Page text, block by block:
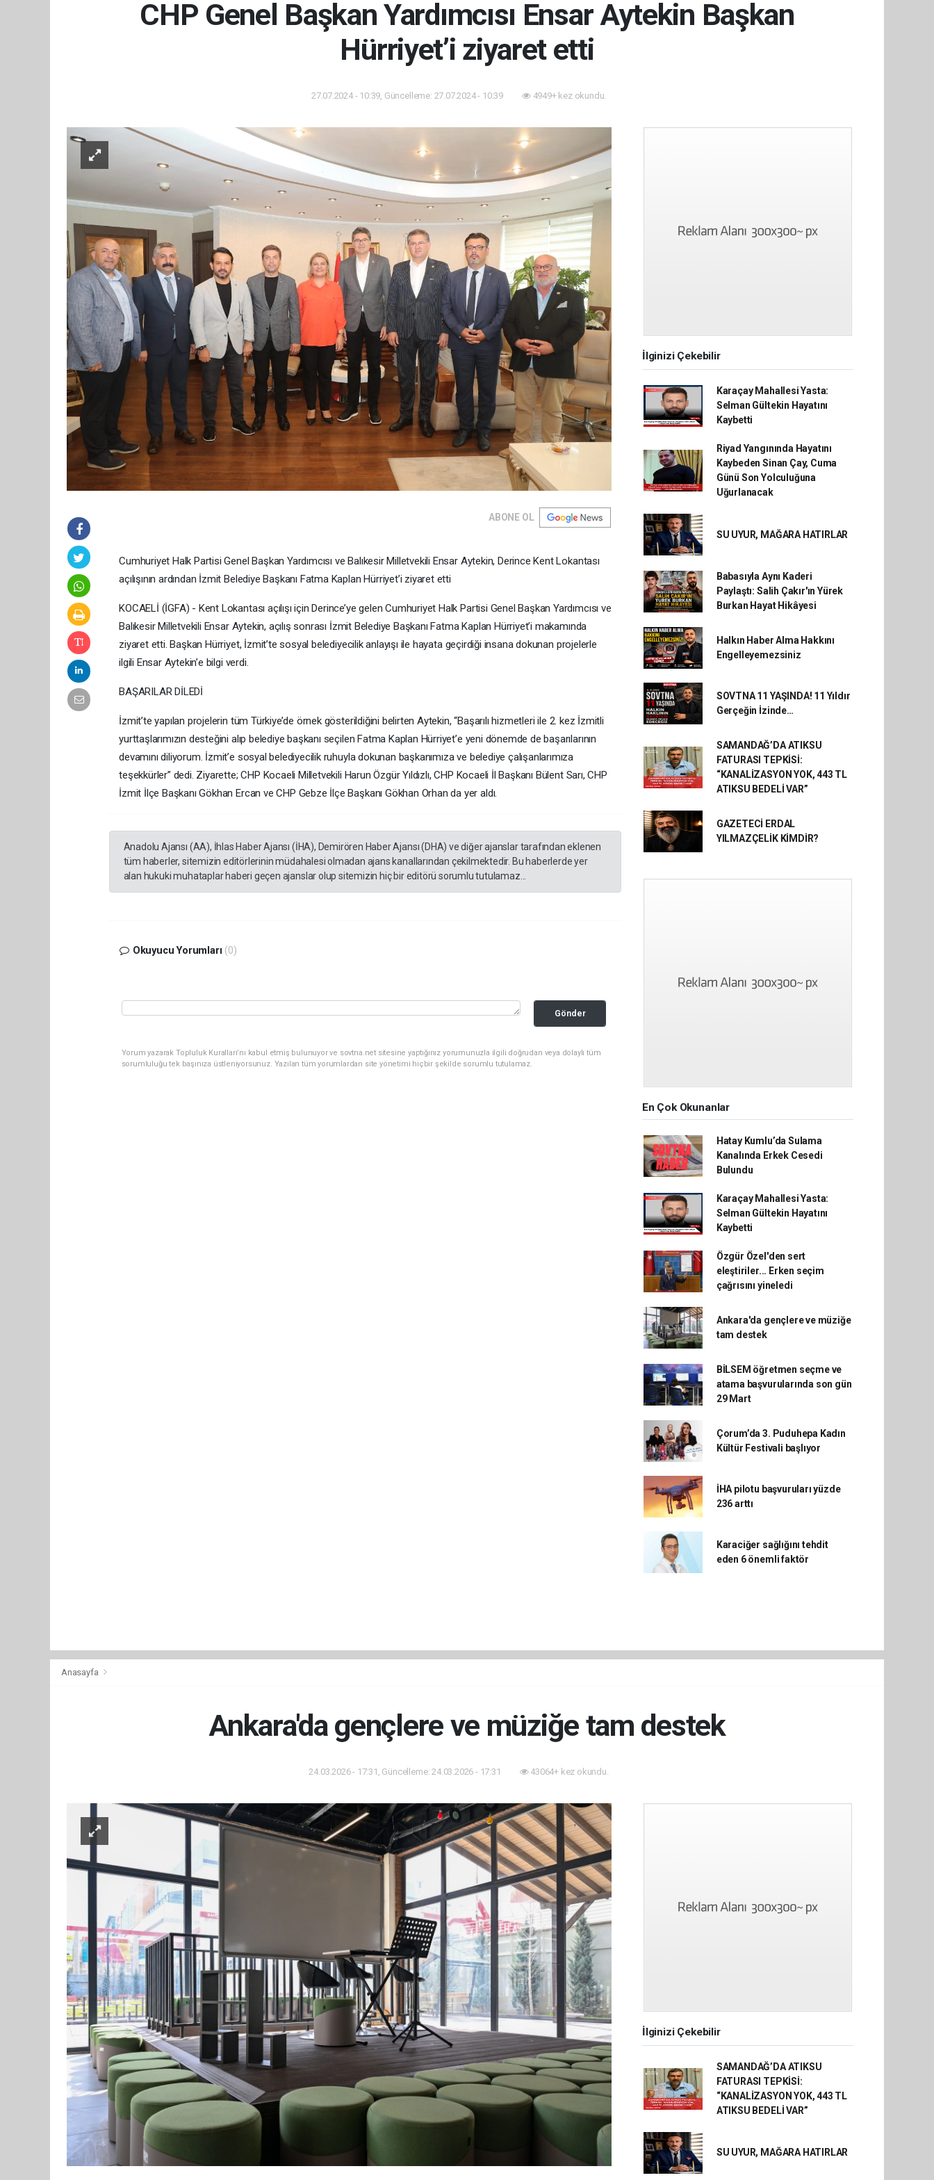
CHP Genel Başkan Yardımcısı Ensar Aytekin Başkan
Hürriyet’i ziyaret etti
27.07.2024 - 10:39, Güncelleme: 27.07.2024 - 10:39 4949+ kez okundu.
ABONE OL
Cumhuriyet Halk Partisi Genel Başkan Yardımcısı ve Balıkesir Milletvekili Ensar Aytekin, Derince Kent Lokantası
açılışının ardından İzmit Belediye Başkanı Fatma Kaplan Hürriyet’i ziyaret etti
KOCAELİ (İGFA) - Kent Lokantası açılışı için Derince’ye gelen Cumhuriyet Halk Partisi Genel Başkan Yardımcısı ve
Balıkesir Milletvekili Ensar Aytekin, açılış sonrası İzmit Belediye Başkanı Fatma Kaplan Hürriyet’i makamında
ziyaret etti. Başkan Hürriyet, İzmit’te sosyal belediyecilik anlayışı ile hayata geçirdiği insana dokunan projelerle
ilgili Ensar Aytekin’e bilgi verdi.
BAŞARILAR DİLEDİ
İzmit’te yapılan projelerin tüm Türkiye’de örnek gösterildiğini belirten Aytekin, “Başarılı hizmetleri ile 2. kez İzmitli
yurttaşlarımızın desteğini alıp belediye başkanı seçilen Fatma Kaplan Hürriyet’e yeni dönemde de başarılarının
devamını diliyorum. İzmit’e sosyal belediyecilik ruhuyla dokunan başkanımıza ve belediye çalışanlarımıza
teşekkürler” dedi. Ziyarette; CHP Kocaeli Milletvekili Harun Özgür Yıldızlı, CHP Kocaeli İl Başkanı Bülent Sarı, CHP
İzmit İlçe Başkanı Gökhan Ercan ve CHP Gebze İlçe Başkanı Gökhan Orhan da yer aldı.
Anadolu Ajansı (AA), İhlas Haber Ajansı (İHA), Demirören Haber Ajansı (DHA) ve diğer ajanslar tarafından eklenen
tüm haberler, sitemizin editörlerinin müdahalesi olmadan ajans kanallarından çekilmektedir. Bu haberlerde yer
alan hukuki muhataplar haberi geçen ajanslar olup sitemizin hiç bir editörü sorumlu tutulamaz...
Okuyucu Yorumları (0)
Gönder
Yorum yazarak Topluluk Kuralları’nı kabul etmiş bulunuyor ve sovtna.net sitesine yaptığınız yorumunuzla ilgili doğrudan veya dolaylı tüm
sorumluluğu tek başınıza üstleniyorsunuz. Yazılan tüm yorumlardan site yönetimi hiçbir şekilde sorumlu tutulamaz.
İlginizi Çekebilir
Karaçay Mahallesi Yasta:
Selman Gültekin Hayatını
Kaybetti
Riyad Yangınında Hayatını
Kaybeden Sinan Çay, Cuma
Günü Son Yolculuğuna
Uğurlanacak
SU UYUR, MAĞARA HATIRLAR
Babasıyla Aynı Kaderi
Paylaştı: Salih Çakır'ın Yürek
Burkan Hayat Hikâyesi
Halkın Haber Alma Hakkını
Engelleyemezsiniz
SOVTNA 11 YAŞINDA! 11 Yıldır
Gerçeğin İzinde…
SAMANDAĞ’DA ATIKSU
FATURASI TEPKİSİ:
“KANALİZASYON YOK, 443 TL
ATIKSU BEDELİ VAR”
GAZETECİ ERDAL
YILMAZÇELİK KİMDİR?
En Çok Okunanlar
Hatay Kumlu’da Sulama
Kanalında Erkek Cesedi
Bulundu
Karaçay Mahallesi Yasta:
Selman Gültekin Hayatını
Kaybetti
Özgür Özel'den sert
eleştiriler... Erken seçim
çağrısını yineledi
Ankara'da gençlere ve müziğe
tam destek
BİLSEM öğretmen seçme ve
atama başvurularında son gün
29 Mart
Çorum’da 3. Puduhepa Kadın
Kültür Festivali başlıyor
İHA pilotu başvuruları yüzde
236 arttı
Karaciğer sağlığını tehdit
eden 6 önemli faktör
Anasayfa
Ankara'da gençlere ve müziğe tam destek
24.03.2026 - 17:31, Güncelleme: 24.03.2026 - 17:31 43064+ kez okundu.
İlginizi Çekebilir
SAMANDAĞ’DA ATIKSU
FATURASI TEPKİSİ:
“KANALİZASYON YOK, 443 TL
ATIKSU BEDELİ VAR”
SU UYUR, MAĞARA HATIRLAR